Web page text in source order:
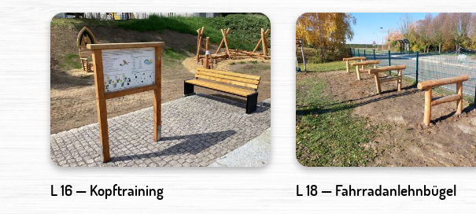
L 16 — Kopftraining L 18 — Fahrradanlehnbügel